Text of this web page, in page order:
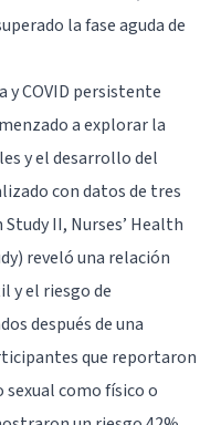
la fase aguda de
y COVID persistente
a explorar la
y el desarrollo del
con datos de tres
II, Nurses’ Health
reveló una relación
y el riesgo de
después de una
que reportaron
como físico o